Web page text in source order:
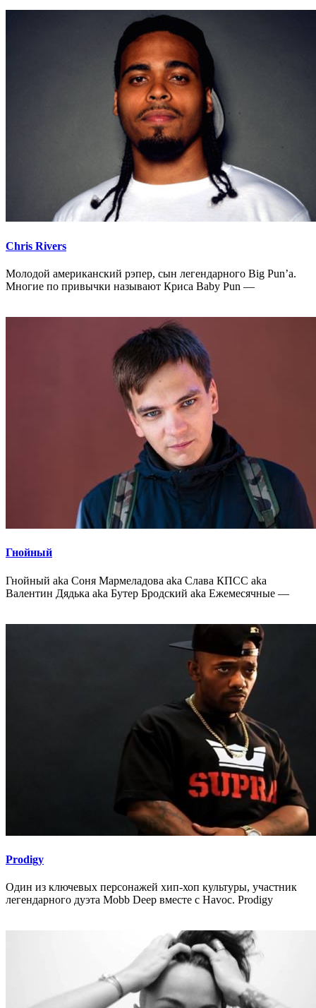
Chris Rivers
Молодой американский рэпер, сын легендарного Big Pun’а.
Многие по привычки называют Криса Baby Pun —
Гнойный
Гнойный aka Соня Мармеладова aka Слава КПСС aka
Валентин Дядька aka Бутер Бродский aka Ежемесячные —
Prodigy
Один из ключевых персонажей хип-хоп культуры, участник
легендарного дуэта Mobb Deep вместе с Havoc. Prodigy